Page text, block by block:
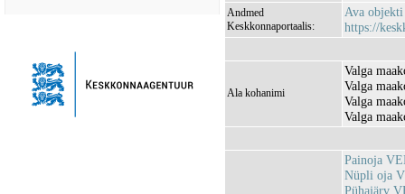
Andmed
Keskkonnaportaalis:
Ava objekti
https://
Ala kohanimi
Valga
Valga
Valga
Valga
Painoja
Nüpli oja
Pühajärv